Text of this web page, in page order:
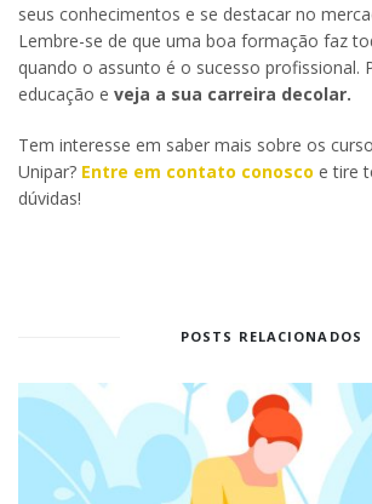
seus conhecimentos e se destacar no
Lembre-se de que uma boa formação faz
quando o assunto é o sucesso profissional.
educação e veja a sua carreira decolar.
Tem interesse em saber mais sobre os
Unipar? Entre em contato conosco e tire
dúvidas!
POSTS RELACIONADOS